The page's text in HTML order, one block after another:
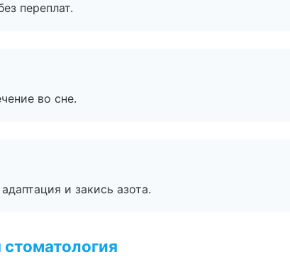
переплат.
во сне.
и закись азота.